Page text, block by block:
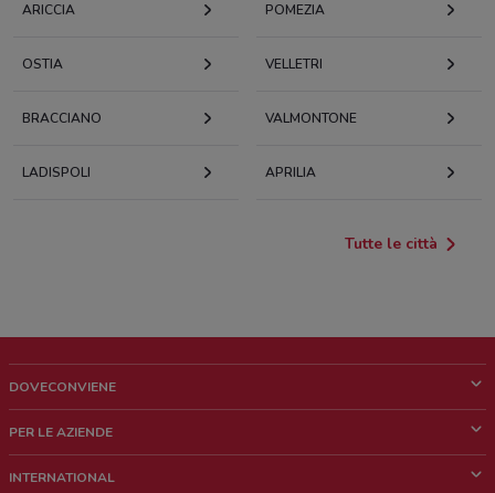
ARICCIA POMEZIA
OSTIA VELLETRI
BRACCIANO VALMONTONE
LADISPOLI APRILIA
Tutte le città
DOVECONVIENE
Chi siamo
PER LE AZIENDE
INTERNATIONAL